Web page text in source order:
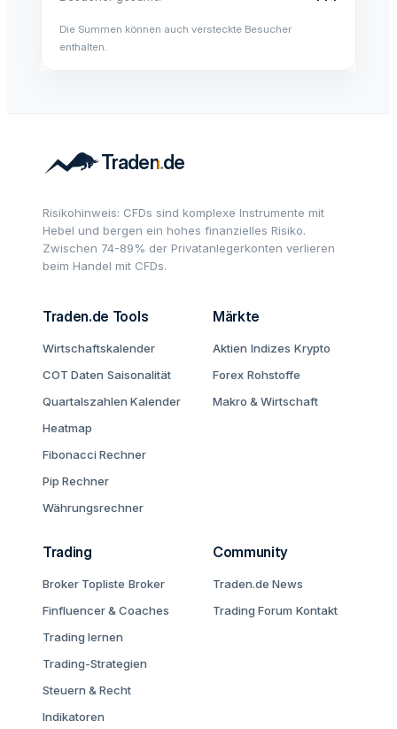
Die Summen können auch versteckte Besucher
enthalten.
Risikohinweis: CFDs sind komplexe Instrumente mit
Hebel und bergen ein hohes finanzielles Risiko.
Zwischen 74-89% der Privatanlegerkonten verlieren
beim Handel mit CFDs.
Traden.de Tools
Wirtschaftskalender
COT Daten Saisonalität
Quartalszahlen Kalender
Heatmap
Fibonacci Rechner
Pip Rechner
Währungsrechner
Märkte
Aktien Indizes Krypto
Forex Rohstoffe
Makro & Wirtschaft
Trading
Broker Topliste Broker
Finfluencer & Coaches
Trading lernen
Trading-Strategien
Steuern & Recht
Indikatoren
Community
Traden.de News
Trading Forum Kontakt